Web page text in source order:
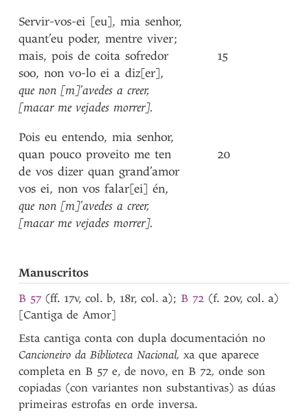
Servir-vos-ei [eu], mia senhor,
quant’eu poder, mentre viver;
mais, pois de coita sofredor
soo, non vo-lo ei a diz[er],
que non [m]’avedes a creer,
[macar me vejades morrer].
Pois eu entendo, mia senhor,
quan pouco proveito me ten
de vos dizer quan grand’amor
vos ei, non vos falar[ei] én,
que non [m]’avedes a creer,
[macar me vejades morrer].
15
20
Manuscritos
B 57 (ff. 17v, col. b, 18r, col. a);B 72 (f. 20v, col. a)
[Cantiga de Amor]
Esta cantiga conta con dupla documentación no
Cancioneiro da Biblioteca Nacional, xa que aparece
completa en B 57 e, de novo, en B 72, onde son
copiadas (con variantes non substantivas) as dúas
primeiras estrofas en orde inversa.